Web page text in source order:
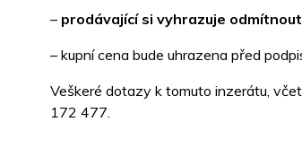
– prodávající si vyhrazuje
– kupní cena bude uhrazena před
Veškeré dotazy k tomuto inzerátu,
172 477.